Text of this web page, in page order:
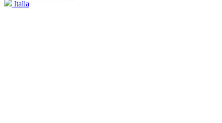
Italia